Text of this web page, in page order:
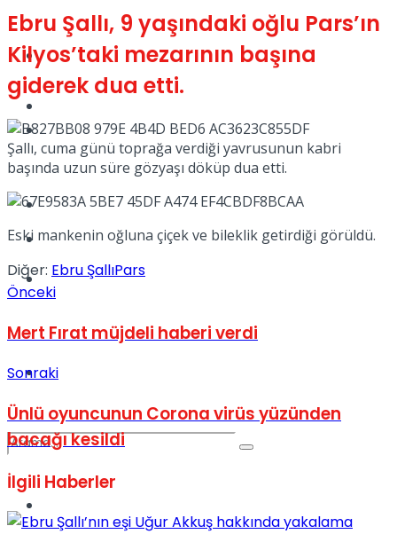
Kadınca
Dünya
Sinema
Tatil
Spor
Podcast
No Result
Ebru Şallı, 9 yaşındaki oğlu Pars’ın
Kilyos’taki mezarının başına
giderek dua etti.
Şallı, cuma günü toprağa verdiği yavrusunun kabri
başında uzun süre gözyaşı döküp dua etti.
Eski mankenin oğluna çiçek ve bileklik getirdiği görüldü.
Diğer: Ebru ŞallıPars
Önceki
Mert Fırat müjdeli haberi verdi
Sonraki
Ünlü oyuncunun Corona virüs yüzünden
bacağı kesildi
İlgili Haberler